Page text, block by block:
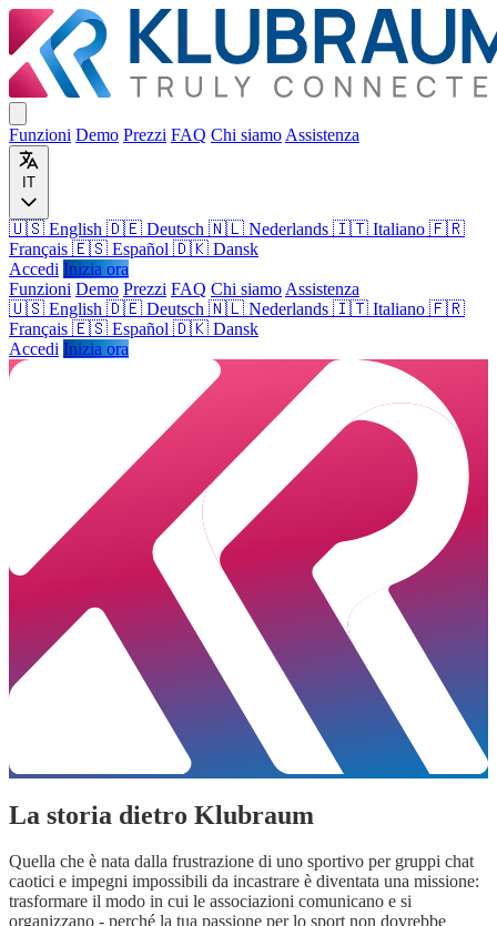
Funzioni Demo Prezzi FAQ Chi siamo Assistenza
IT
🇺🇸 English 🇩🇪 Deutsch 🇳🇱 Nederlands 🇮🇹 Italiano 🇫🇷
Français 🇪🇸 Español 🇩🇰 Dansk
Accedi Inizia ora
Funzioni Demo Prezzi FAQ Chi siamo Assistenza
🇺🇸 English 🇩🇪 Deutsch 🇳🇱 Nederlands 🇮🇹 Italiano 🇫🇷
Français 🇪🇸 Español 🇩🇰 Dansk
Accedi Inizia ora
La storia dietro Klubraum
Quella che è nata dalla frustrazione di uno sportivo per gruppi chat
caotici e impegni impossibili da incastrare è diventata una missione:
trasformare il modo in cui le associazioni comunicano e si
organizzano - perché la tua passione per lo sport non dovrebbe